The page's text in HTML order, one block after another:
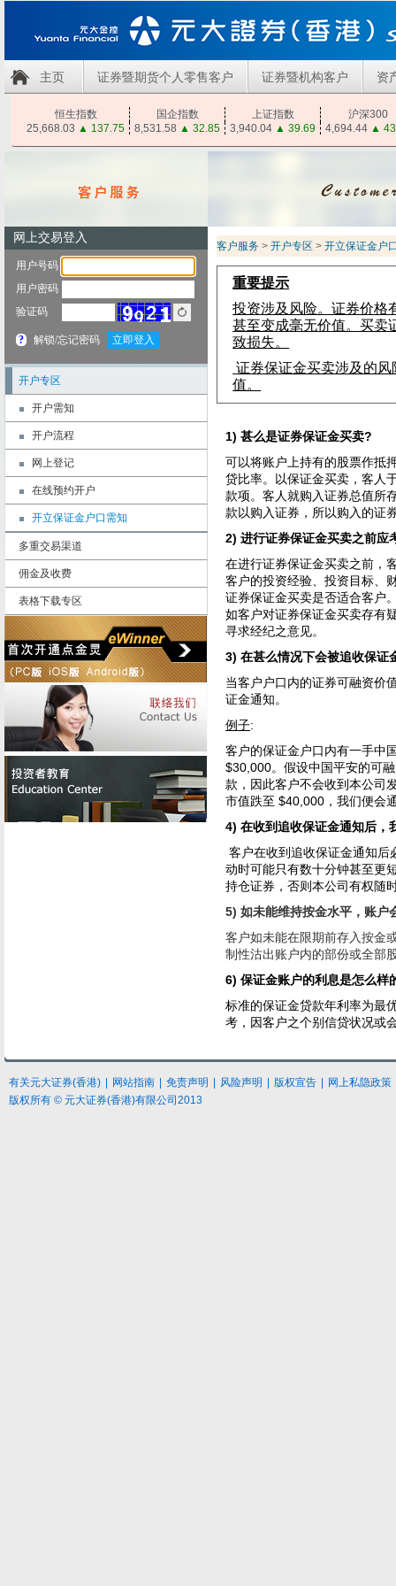
主页 证券暨期货个人零售客户 证券暨机构客户 资
恒生指数 国企指数 上证指数
沪深300
25,668.03 ▲ 137.75 8,531.58 ▲ 32.85 3,940.04 ▲ 39.69 4,694.44 ▲
开户专区
开户需知
开户流程
网上登记
在线预约开户
开立保证金户口需知
多重交易渠道
佣金及收费
表格下载专区
客户服务 > 开户专区 > 开立保证金户
重要提示
投资涉及风险。证券价格
甚至变成毫无价值。买卖
致损失。
证券保证金买卖涉及的
值。
1) 甚么是证券保证金买卖?
可以将账户上持有的股票作抵
贷比率。以保证金买卖，客人
款项。客人就购入证券总值所
款以购入证券，所以购入的证
2) 进行证券保证金买卖之前应
在进行证券保证金买卖之前，
客户的投资经验、投资目标、
证券保证金买卖是否适合客户
如客户对证券保证金买卖存有
寻求经纪之意见。
3) 在甚么情况下会被追收保证
当客户户口内的证券可融资价
证金通知。
例子:
客户的保证金户口内有一手中
$30,000。假设中国平安的可
款，因此客户不会收到本公司
市值跌至 $40,000，我们便会
4) 在收到追收保证金通知后，
客户在收到追收保证金通知后
动时可能只有数十分钟甚至更
持仓证券，否则本公司有权随
5) 如未能维持按金水平，账户
客户如未能在限期前存入按金
制性沽出账户内的部份或全部
6) 保证金账户的利息是怎么样
标准的保证金贷款年利率为最
考，因客户之个别信贷状况或
有关元大证券(香港) 网站指南 免责声明 风险声明 版权宣告
网上私隐政策
版权所有 © 元大证券(香港)有限公司2013